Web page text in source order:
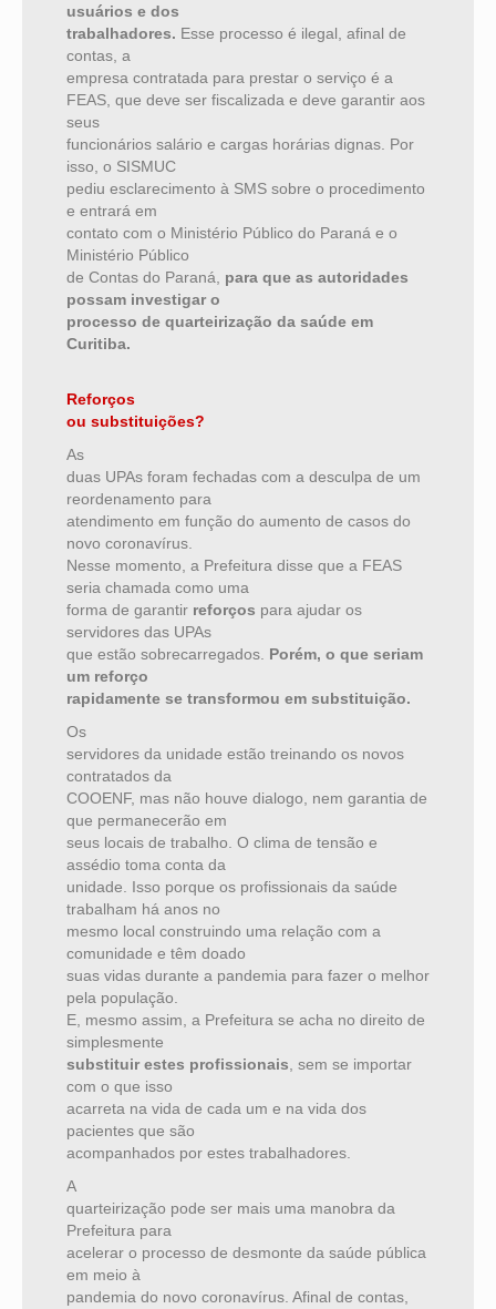
usuários e dos
trabalhadores. Esse processo é ilegal, afinal de
contas, a
empresa contratada para prestar o serviço é a
FEAS, que deve ser fiscalizada e deve garantir aos
seus
funcionários salário e cargas horárias dignas. Por
isso, o SISMUC
pediu esclarecimento à SMS sobre o procedimento
e entrará em
contato com o Ministério Público do Paraná e o
Ministério Público
de Contas do Paraná, para que as autoridades
possam investigar o
processo de quarteirização da saúde em
Curitiba.
Reforços
ou substituições?
As
duas UPAs foram fechadas com a desculpa de um
reordenamento para
atendimento em função do aumento de casos do
novo coronavírus.
Nesse momento, a Prefeitura disse que a FEAS
seria chamada como uma
forma de garantir reforços para ajudar os
servidores das UPAs
que estão sobrecarregados. Porém, o que seriam
um reforço
rapidamente se transformou em substituição.
Os
servidores da unidade estão treinando os novos
contratados da
COOENF, mas não houve dialogo, nem garantia de
que permanecerão em
seus locais de trabalho. O clima de tensão e
assédio toma conta da
unidade. Isso porque os profissionais da saúde
trabalham há anos no
mesmo local construindo uma relação com a
comunidade e têm doado
suas vidas durante a pandemia para fazer o melhor
pela população.
E, mesmo assim, a Prefeitura se acha no direito de
simplesmente
substituir estes profissionais , sem se importar
com o que isso
acarreta na vida de cada um e na vida dos
pacientes que são
acompanhados por estes trabalhadores.
A
quarteirização pode ser mais uma manobra da
Prefeitura para
acelerar o processo de desmonte da saúde pública
em meio à
pandemia do novo coronavírus. Afinal de contas,